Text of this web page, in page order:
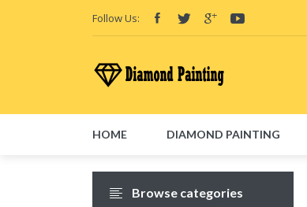
Follow Us:
HOME DIAMOND PAINTING
Browse categories